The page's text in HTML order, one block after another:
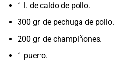
1 l. de caldo de pollo.
300 gr. de pechuga de pollo.
200 gr. de champiñones.
1 puerro.